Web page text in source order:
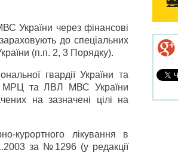
України через фінансові
до спеціальних
(п.п. 2, 3 Порядку).
гвардії України та
у МРЦ та ЛВЛ МВС України
на зазначені цілі на
курортного лікування в
за №1296 (у редакції